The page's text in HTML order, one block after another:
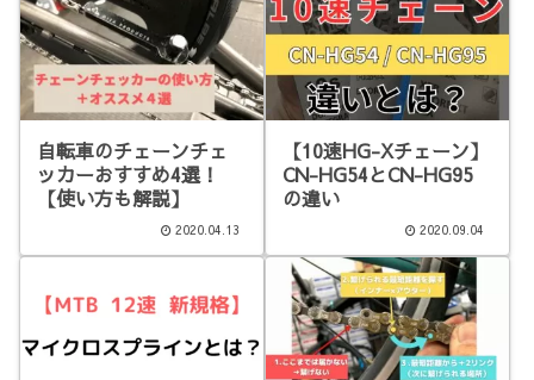
自転車のチェーンチェ
ッカーおすすめ4選！
【使い方も解説】
2020.04.13
【10速HG-Xチェーン】
CN-HG54とCN-HG95
の違い
2020.09.04